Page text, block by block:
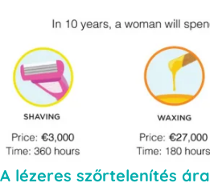
A lézeres szőrtelenítés ára